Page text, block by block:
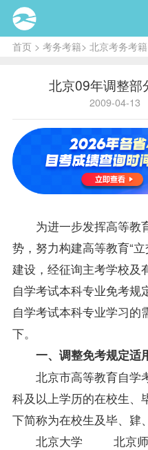
首页> 考务考籍> 北京考务考籍
北京09年调整部
2009-04-13
为进一步发挥高等教
势，努力构建高等教育“
建设，经征询主考学校及
自学考试本科专业免考规
自学考试本科专业学习的
下。
一、调整免考规定适
北京市高等教育自学
科及以上学历的在校生、
下简称为在校生及毕、肄
北京大学 北京师